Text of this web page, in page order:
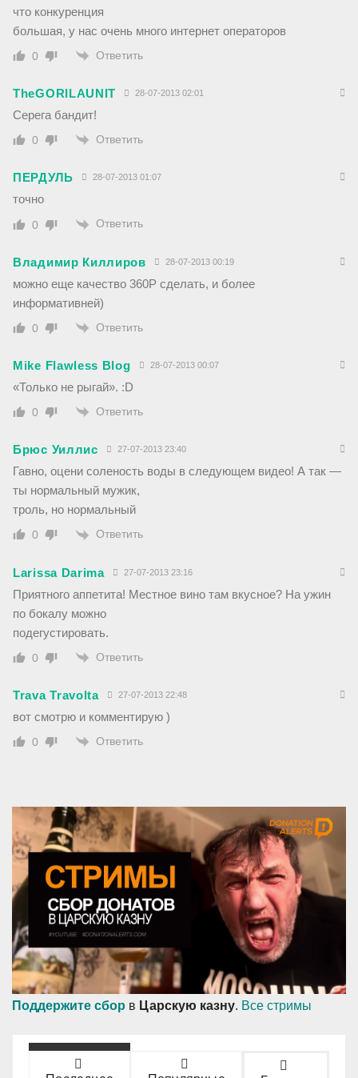
что конкуренция
большая, у нас очень много интернет операторов
0 Ответить
TheGORILAUNIT 28-07-2013 02:01
Серега бандит!
0 Ответить
ПЕРДУЛЬ 28-07-2013 01:07
точно
0 Ответить
Владимир Киллиров 28-07-2013 00:19
можно еще качество 360P сделать, и более
информативней)
0 Ответить
Mike Flawless Blog 28-07-2013 00:07
«Только не рыгай». :D
0 Ответить
Брюс Уиллис 27-07-2013 23:40
Гавно, оцени соленость воды в следующем видео! А так —
ты нормальный мужик,
троль, но нормальный
0 Ответить
Larissa Darima 27-07-2013 23:16
Приятного аппетита! Местное вино там вкусное? На ужин
по бокалу можно
подегустировать.
0 Ответить
Trava Travolta 27-07-2013 22:48
вот смотрю и комментирую )
0 Ответить
Поддержите сбор в Царскую казну. Все стримы